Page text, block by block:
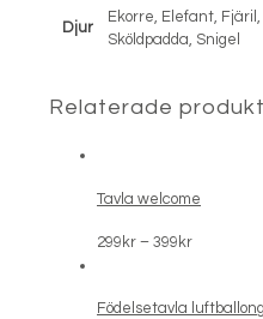
Djur
Ekorre, Elefant,
Sköldpadda, Snigel
Relaterade
Tavla welcome
299 kr – 399 kr
399kr
Födelsetavla